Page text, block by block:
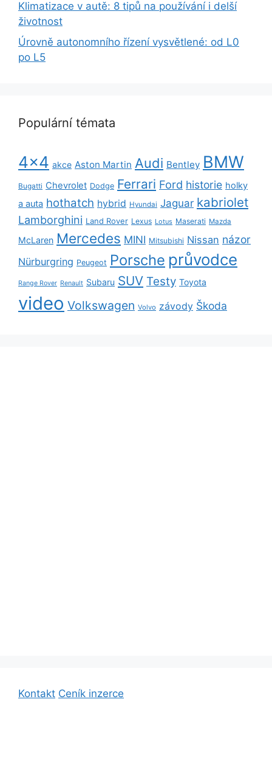
Klimatizace v autě: 8 tipů na používání i delší
životnost
Úrovně autonomního řízení vysvětlené: od L0
po L5
Populární témata
4x4 akce Aston Martin Audi Bentley BMW
Bugatti Chevrolet Dodge Ferrari Ford historie holky
a auta hothatch hybrid Hyundai Jaguar kabriolet
Lamborghini Land Rover Lexus Lotus Maserati Mazda
McLaren Mercedes MINI Mitsubishi Nissan názor
Nürburgring Peugeot Porsche průvodce
Range Rover Renault Subaru SUV Testy Toyota
video Volkswagen Volvo závody Škoda
Kontakt Ceník inzerce